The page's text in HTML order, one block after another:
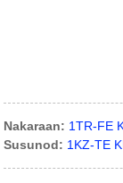
Nakaraan: 1TR-FE
Susunod: 1KZ-TE